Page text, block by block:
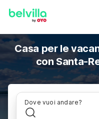
Casa per le
con Santa-
Dove vuoi andare?